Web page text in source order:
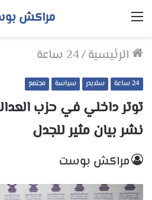
مراكش القائمة
الرئيسية/24 ساعة
24 ساعة سلايدر سياسة مجتمع
توتر داخلي في حزب
نشر بيان مثير للجدل
مراكش بوست